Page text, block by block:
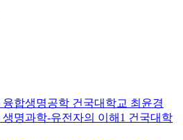
융합생명공학 건국대학교 최윤경
생명과학-유전자의 이해1 건국대학